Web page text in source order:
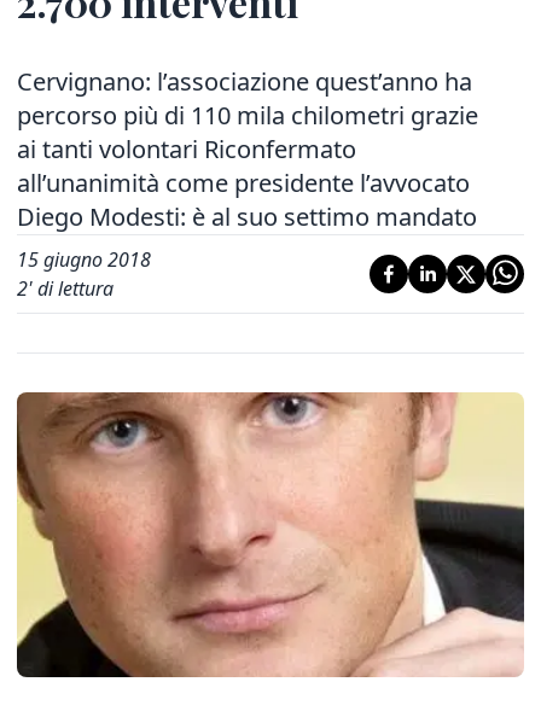
Cervignano: l’associazione quest’anno ha
percorso più di 110 mila chilometri grazie
ai tanti volontari Riconfermato
all’unanimità come presidente l’avvocato
Diego Modesti: è al suo settimo mandato
15 giugno 2018
2' di lettura